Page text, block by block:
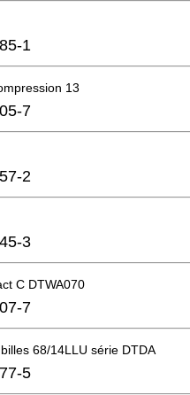
1
13
7
2
3
C DTWA070
7
68/14LLU série DTDA
5